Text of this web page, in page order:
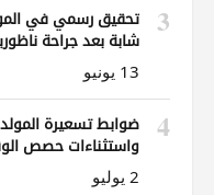
3
تحقيق رسمي في
شابة بعد جراحة
13 يونيو
4
ضوابط تسعيرة
واستثناءات حصص
2 يوليو